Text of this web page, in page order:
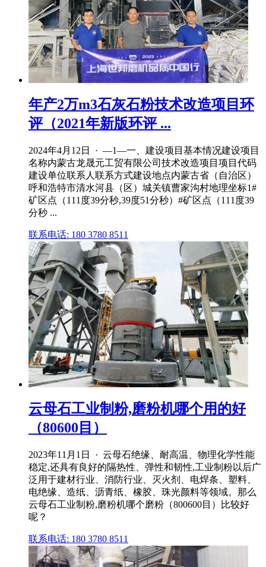
年产2万m3石灰石粉技术改造项目环
评（2021年新版环评 ...
2024年4月12日 · —1—一、建设项目基本情况建设项目
名称内蒙古龙晟元工贸有限公司技术改造项目项目代码
建设单位联系人联系方式建设地点内蒙古省（自治区）
呼和浩特市清水河县（区）城关镇曹家沟村地理坐标1#
矿区点（111度39分秒,39度51分秒）#矿区点（111度39
分秒 ...
联系电话: 180 3780 8511
云母石工业制粉,磨粉机哪个用的好
（80600目）
2023年11月1日 · 云母石绝缘、耐高温、物理化学性能
稳定,还具有良好的隔热性、弹性和韧性,工业制粉以后广
泛用于建材行业、消防行业、灭火剂、电焊条、塑料、
电绝缘、造纸、沥青纸、橡胶、珠光颜料等领域。那么
云母石工业制粉,磨粉机哪个磨粉（800600目）比较好
呢？
联系电话: 180 3780 8511